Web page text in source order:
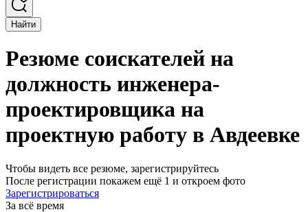
Найти
Резюме соискателей на
должность инженера-
проектировщика на
проектную работу в Авдеевке
Чтобы видеть все резюме, зарегистрируйтесь
После регистрации покажем ещё 1 и откроем фото
Зарегистрироваться
За всё время